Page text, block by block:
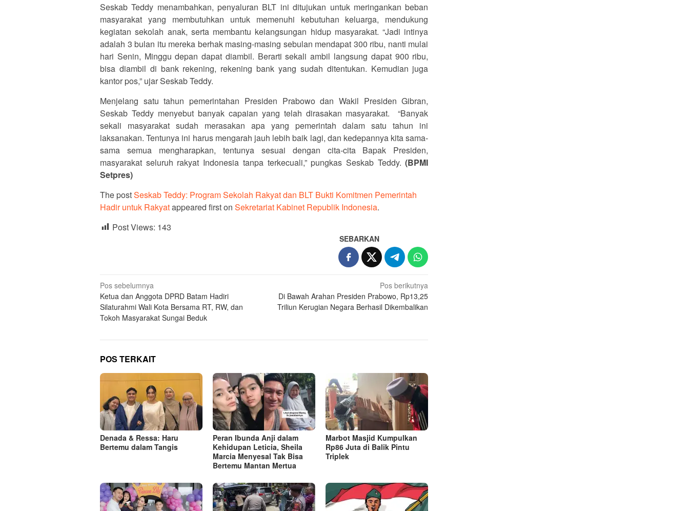
Seskab Teddy menambahkan, penyaluran BLT ini ditujukan untuk meringankan beban
masyarakat yang membutuhkan untuk memenuhi kebutuhan keluarga, mendukung
kegiatan sekolah anak, serta membantu kelangsungan hidup masyarakat. “Jadi intinya
adalah 3 bulan itu mereka berhak masing-masing sebulan mendapat 300 ribu, nanti mulai
hari Senin, Minggu depan dapat diambil. Berarti sekali ambil langsung dapat 900 ribu,
bisa diambil di bank rekening, rekening bank yang sudah ditentukan. Kemudian juga
kantor pos,” ujar Seskab Teddy.
Menjelang satu tahun pemerintahan Presiden Prabowo dan Wakil Presiden Gibran,
Seskab Teddy menyebut banyak capaian yang telah dirasakan masyarakat. “Banyak
sekali masyarakat sudah merasakan apa yang pemerintah dalam satu tahun ini
laksanakan. Tentunya ini harus mengarah jauh lebih baik lagi, dan kedepannya kita sama-
sama semua mengharapkan, tentunya sesuai dengan cita-cita Bapak Presiden,
masyarakat seluruh rakyat Indonesia tanpa terkecuali,” pungkas Seskab Teddy.(BPMI
Setpres)
The postSeskab Teddy: Program Sekolah Rakyat dan BLT Bukti Komitmen Pemerintah
Hadir untuk Rakyatappeared first on Sekretariat Kabinet Republik Indonesia.
Post Views: 143
SEBARKAN
Navigasi
pos
Pos sebelumnya
Ketua dan Anggota DPRD Batam Hadiri
Silaturahmi Wali Kota Bersama RT, RW, dan
Tokoh Masyarakat Sungai Beduk
Pos berikutnya
Di Bawah Arahan Presiden Prabowo, Rp13,25
Triliun Kerugian Negara Berhasil Dikembalikan
POS TERKAIT
Denada & Ressa: Haru
Bertemu dalam Tangis
Peran Ibunda Anji dalam
Kehidupan Leticia, Sheila
Marcia Menyesal Tak Bisa
Bertemu Mantan Mertua
Marbot Masjid Kumpulkan
Rp86 Juta di Balik Pintu
Triplek